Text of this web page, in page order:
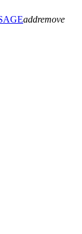
addremove